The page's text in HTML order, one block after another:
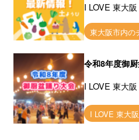
I LOVE 東大
東大阪市内の
令和8年度御
I LOVE 東大
I LOVE 東大